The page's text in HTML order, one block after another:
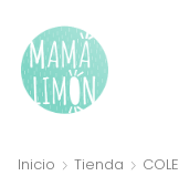
Inicio Tienda COLE